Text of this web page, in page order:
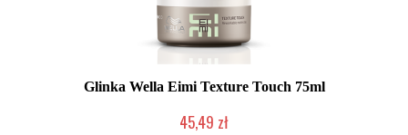
Glinka Wella Eimi Texture Touch 75ml
45,49 zł